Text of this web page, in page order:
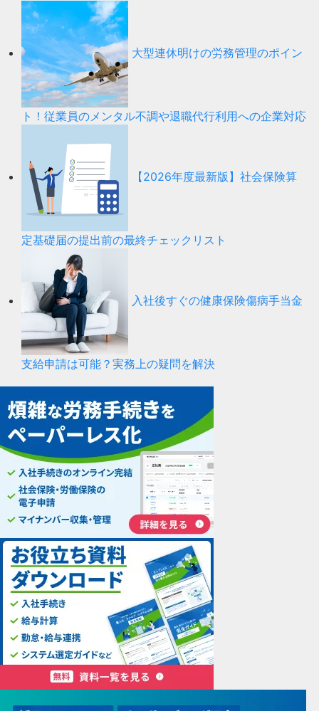
大型連休明けの労務管理のポイン
ト！従業員のメンタル不調や退職代行利用への企業対応
【2026年度最新版】社会保険算
定基礎届の提出前の最終チェックリスト
入社後すぐの健康保険傷病手当金
支給申請は可能？実務上の疑問を解決